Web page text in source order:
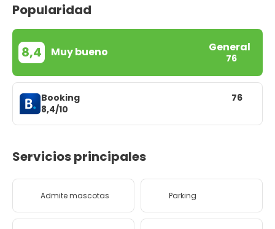
Popularidad
8,4 Muy bueno General
76
Booking
8,4/10
76
Servicios principales
Admite mascotas Parking